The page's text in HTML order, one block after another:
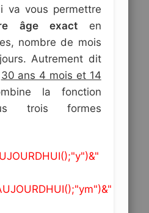
va vous permettre
âge exacten
nombre de mois
Autrement dit
30 ans 4 mois et 14
la fonction
trois formes